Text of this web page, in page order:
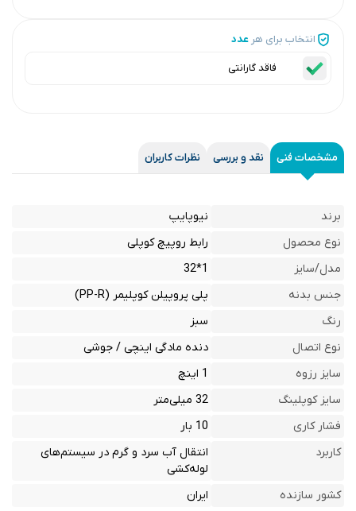
انتخاب برای هر عدد
فاقد گارانتی
مشخصات فنی نقد و بررسی نظرات کاربران
برند
نیوپایپ
نوع محصول
رابط روپیچ کوپلی
مدل/سایز
1*32
جنس بدنه
پلی پروپیلن کوپلیمر (PP-R)
رنگ
سبز
نوع اتصال
دنده مادگی اینچی / جوشی
سایز رزوه
1 اینچ
سایز کوپلینگ
32 میلی‌متر
فشار کاری
10 بار
کاربرد
انتقال آب سرد و گرم در سیستم‌های
لوله‌کشی
کشور سازنده
ایران